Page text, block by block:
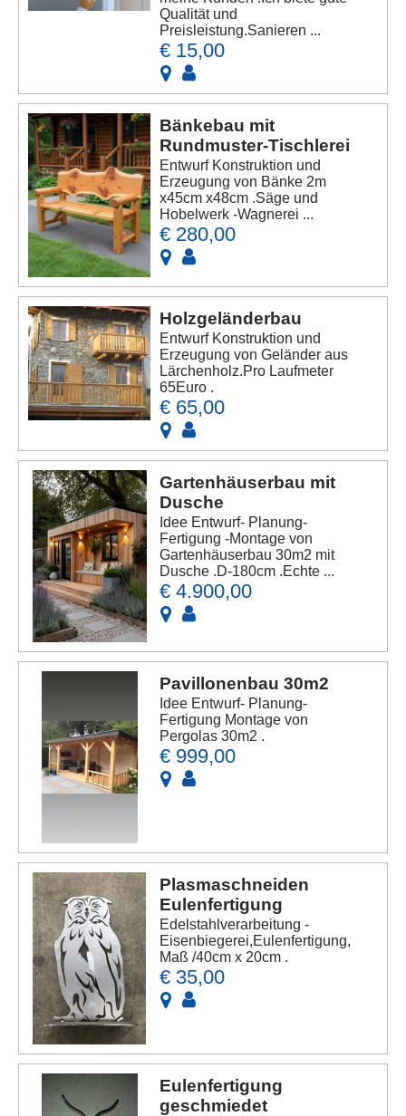
Qualität und
Preisleistung.Sanieren ...
€ 15,00
Bänkebau mit
Rundmuster-Tischlerei
Entwurf Konstruktion und
Erzeugung von Bänke 2m
x45cm x48cm .Säge und
Hobelwerk -Wagnerei ...
€ 280,00
Holzgeländerbau
Entwurf Konstruktion und
Erzeugung von Geländer aus
Lärchenholz.Pro Laufmeter
65Euro .
€ 65,00
Gartenhäuserbau mit
Dusche
Idee Entwurf- Planung-
Fertigung -Montage von
Gartenhäuserbau 30m2 mit
Dusche .D-180cm .Echte ...
€ 4.900,00
Pavillonenbau 30m2
Idee Entwurf- Planung-
Fertigung Montage von
Pergolas 30m2 .
€ 999,00
Plasmaschneiden
Eulenfertigung
Edelstahlverarbeitung -
Eisenbiegerei,Eulenfertigung,
Maß /40cm x 20cm .
€ 35,00
Eulenfertigung
geschmiedet